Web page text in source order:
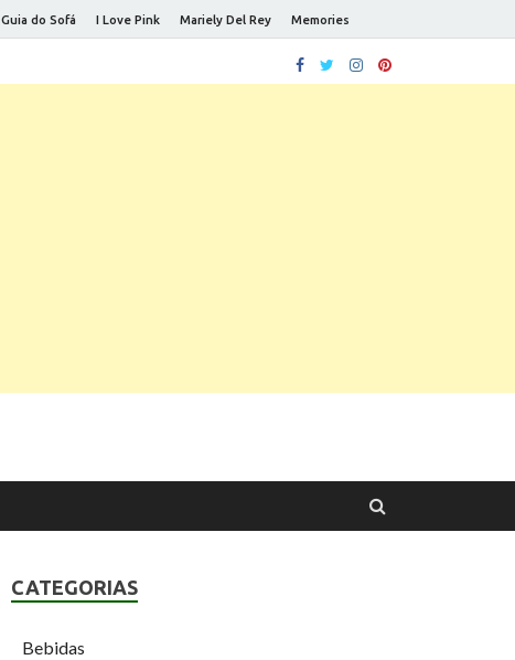
Guia do Sofá I Love Pink Mariely Del Rey Memories
CATEGORIAS
Bebidas